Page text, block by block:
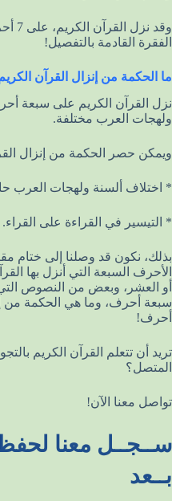
الفقرة القادمة بالتفصيل!
ما الحكمة من إنزال القرآن
نزل القرآن الكريم على سبعة
ولهجات العرب مختلفة.
ويمكن حصر الحكمة من إنزال القرآن الكريم
* اختلاف ألسنة ولهجات العرب
* التيسير في القراءة على القراء.
بذلك، نكون قد وصلنا إلى ختام
الأحرف السبعة التي أنزل بها
أو العشر، وبعض من النصوص
سبعة أحرف، وما هي الحكمة من
أحرف!
تريد أن تتعلم القرآن الكريم
المتصل؟
تواصل معنا الآن!
ســجــل معنا
بــعد